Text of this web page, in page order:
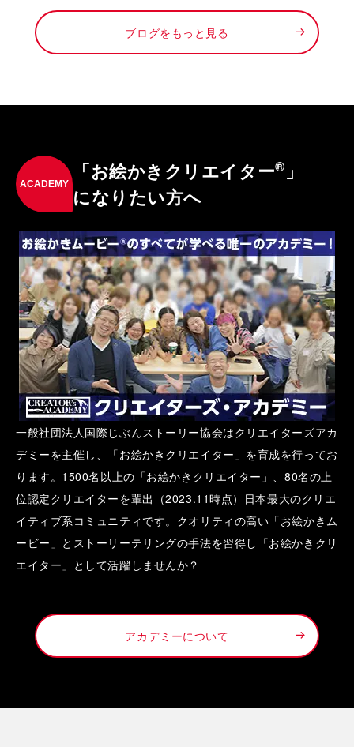
ブログをもっと見る
ACADEMY
「お絵かきクリエイター® 」
になりたい方へ
一般社団法人国際じぶんストーリー協会はクリエイターズアカ
デミーを主催し、「お絵かきクリエイター」を育成を行ってお
ります。1500名以上の「お絵かきクリエイター」、80名の上
位認定クリエイターを輩出（2023.11時点）日本最大のクリエ
イティブ系コミュニティです。クオリティの高い「お絵かきム
ービー」とストーリーテリングの手法を習得し「お絵かきクリ
エイター」として活躍しませんか？
アカデミーについて